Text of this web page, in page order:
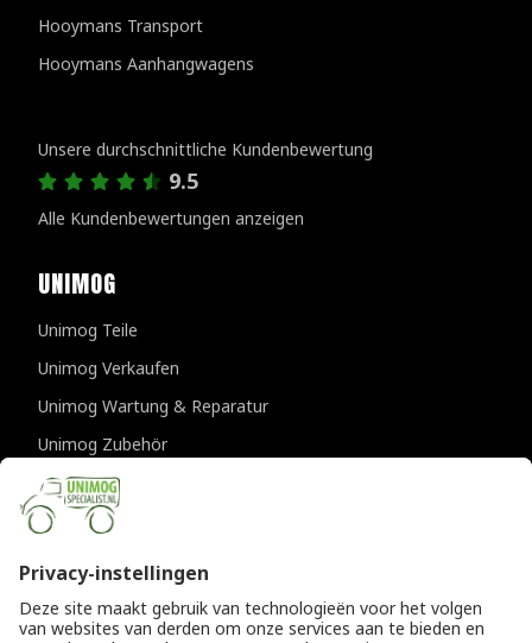
Hooymans Transport
Hooymans Aanhangwagens
Unsere durchschnittliche Kundenbewertung
9.5
Alle Kundenbewertungen anzeigen
UNIMOG
Unimog Teile
Unimog Verkaufen
Unimog Wartung & Reparatur
Unimog Zubehör
Unimog APK-prufungen
KONTAKTDATEN
Provincialeweg 94-98
Die Niederlande